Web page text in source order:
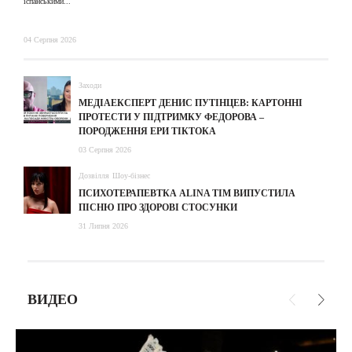
04 Серпня 2026
Заходи
МЕДІАЕКСПЕРТ ДЕНИС ПУТІНЦЕВ: КАРТОННІ
ПРОТЕСТИ У ПІДТРИМКУ ФЕДОРОВА –
ПОРОДЖЕННЯ ЕРИ ТІКТОКА
03 Серпня 2026
Дозвілля Шоу-бізнес
ПСИХОТЕРАПЕВТКА ALINA TIM ВИПУСТИЛА
ПІСНЮ ПРО ЗДОРОВІ СТОСУНКИ
31 Липня 2026
ВИДЕО